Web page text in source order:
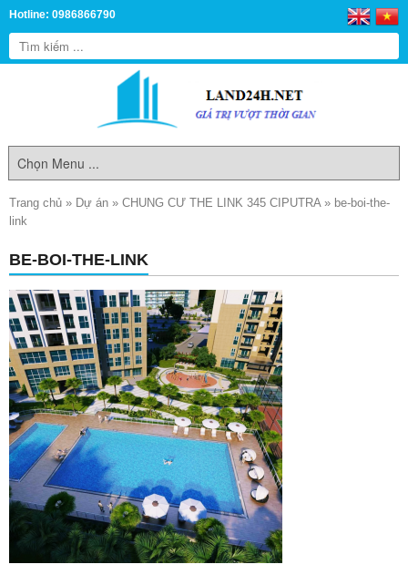
Hotline: 0986866790
Trang chủ » Dự án » CHUNG CƯ THE LINK 345 CIPUTRA» be-boi-the-
link
BE-BOI-THE-LINK